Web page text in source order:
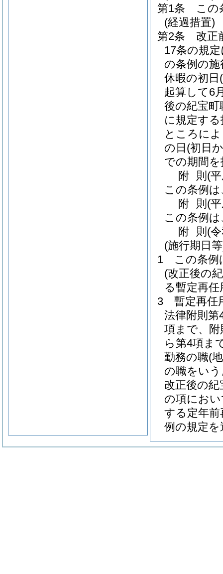
第1条
この
(経過措置)
第2条
改正
17条の規
の条例の施
休暇の初日
起算して6
後の紀宝町
に規定す
ところに
の日 (初日
での期間
附 則 (
この条例
附 則 (
この条例
附 則 (
(施行期日
1
この条例
(改正後の
る暫定再
3
暫定再任
法律附則第
項まで、附
ら第4項ま
勤務の職(
の職をいう
改正後の
の項にお
する定年
例の規定